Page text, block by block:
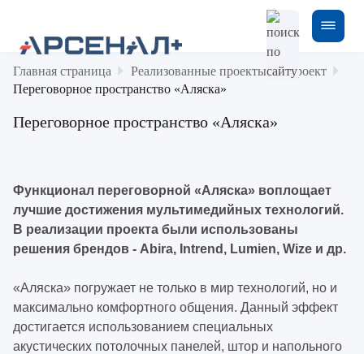
Главная страница Реализованные проекты
Проект
Переговорное пространство «Аляска»
Переговорное пространство «Аляска»
Функционал переговорной «Аляска» воплощает
лучшие достижения мультимедийных технологий.
В реализации проекта были использованы
решения брендов - Abira, Intrend, Lumien, Wize и др.
«Аляска» погружает не только в мир технологий, но и
максимально комфортного общения. Данный эффект
достигается использованием специальных
акустических потолочных панелей, штор и напольного